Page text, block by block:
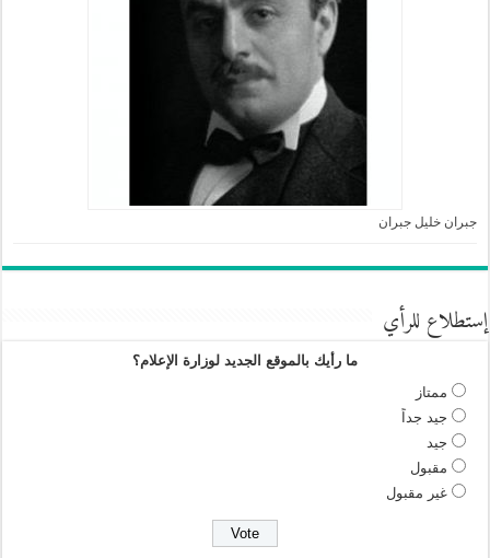
جبران خليل جبران
إستطلاع للرأي
ما رأيك بالموقع الجديد لوزارة الإعلام؟
ممتاز
جيد جداً
جيد
مقبول
غير مقبول